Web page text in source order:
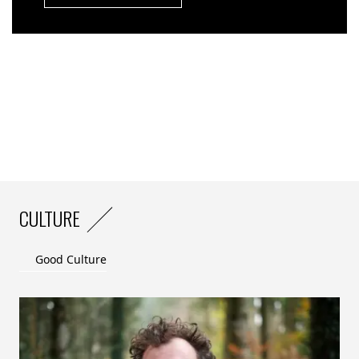
une réduction significative des émissions de CO2.
The Good : Quelles sontles conclusions du dernier rapport du
consommateurs souhaitent que les entreprises aillent
encore plus loin et exigent la transparence. Ainsi, ils
puisque plus de la moitié d’entre eux pensent que les
Les trois quarts des consommateurs attendent des
entreprises qu’elles jouent un rôle plus important dans
la réduction des émissions de gaz à effet de serre en
CULTURE
Good Culture